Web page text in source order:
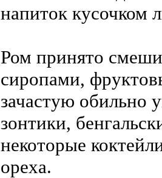
напиток кусочком
Ром принято
сиропами,
зачастую обильно
зонтики,
некоторые
ореха.